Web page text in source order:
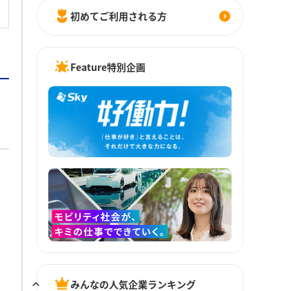
初めてご利用される方
Feature特別企画
みんなの人気企業ランキング